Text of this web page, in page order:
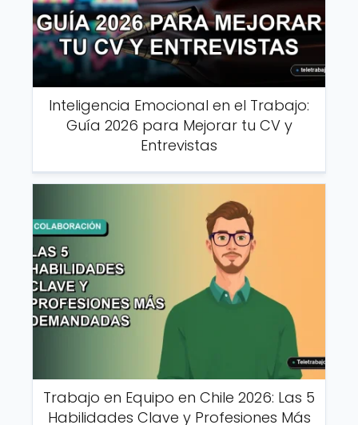
Inteligencia Emocional en el Trabajo:
Guía 2026 para Mejorar tu CV y
Entrevistas
Trabajo en Equipo en Chile 2026: Las 5
Habilidades Clave y Profesiones Más